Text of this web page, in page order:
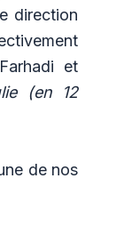
direction
et
(en 12
de nos